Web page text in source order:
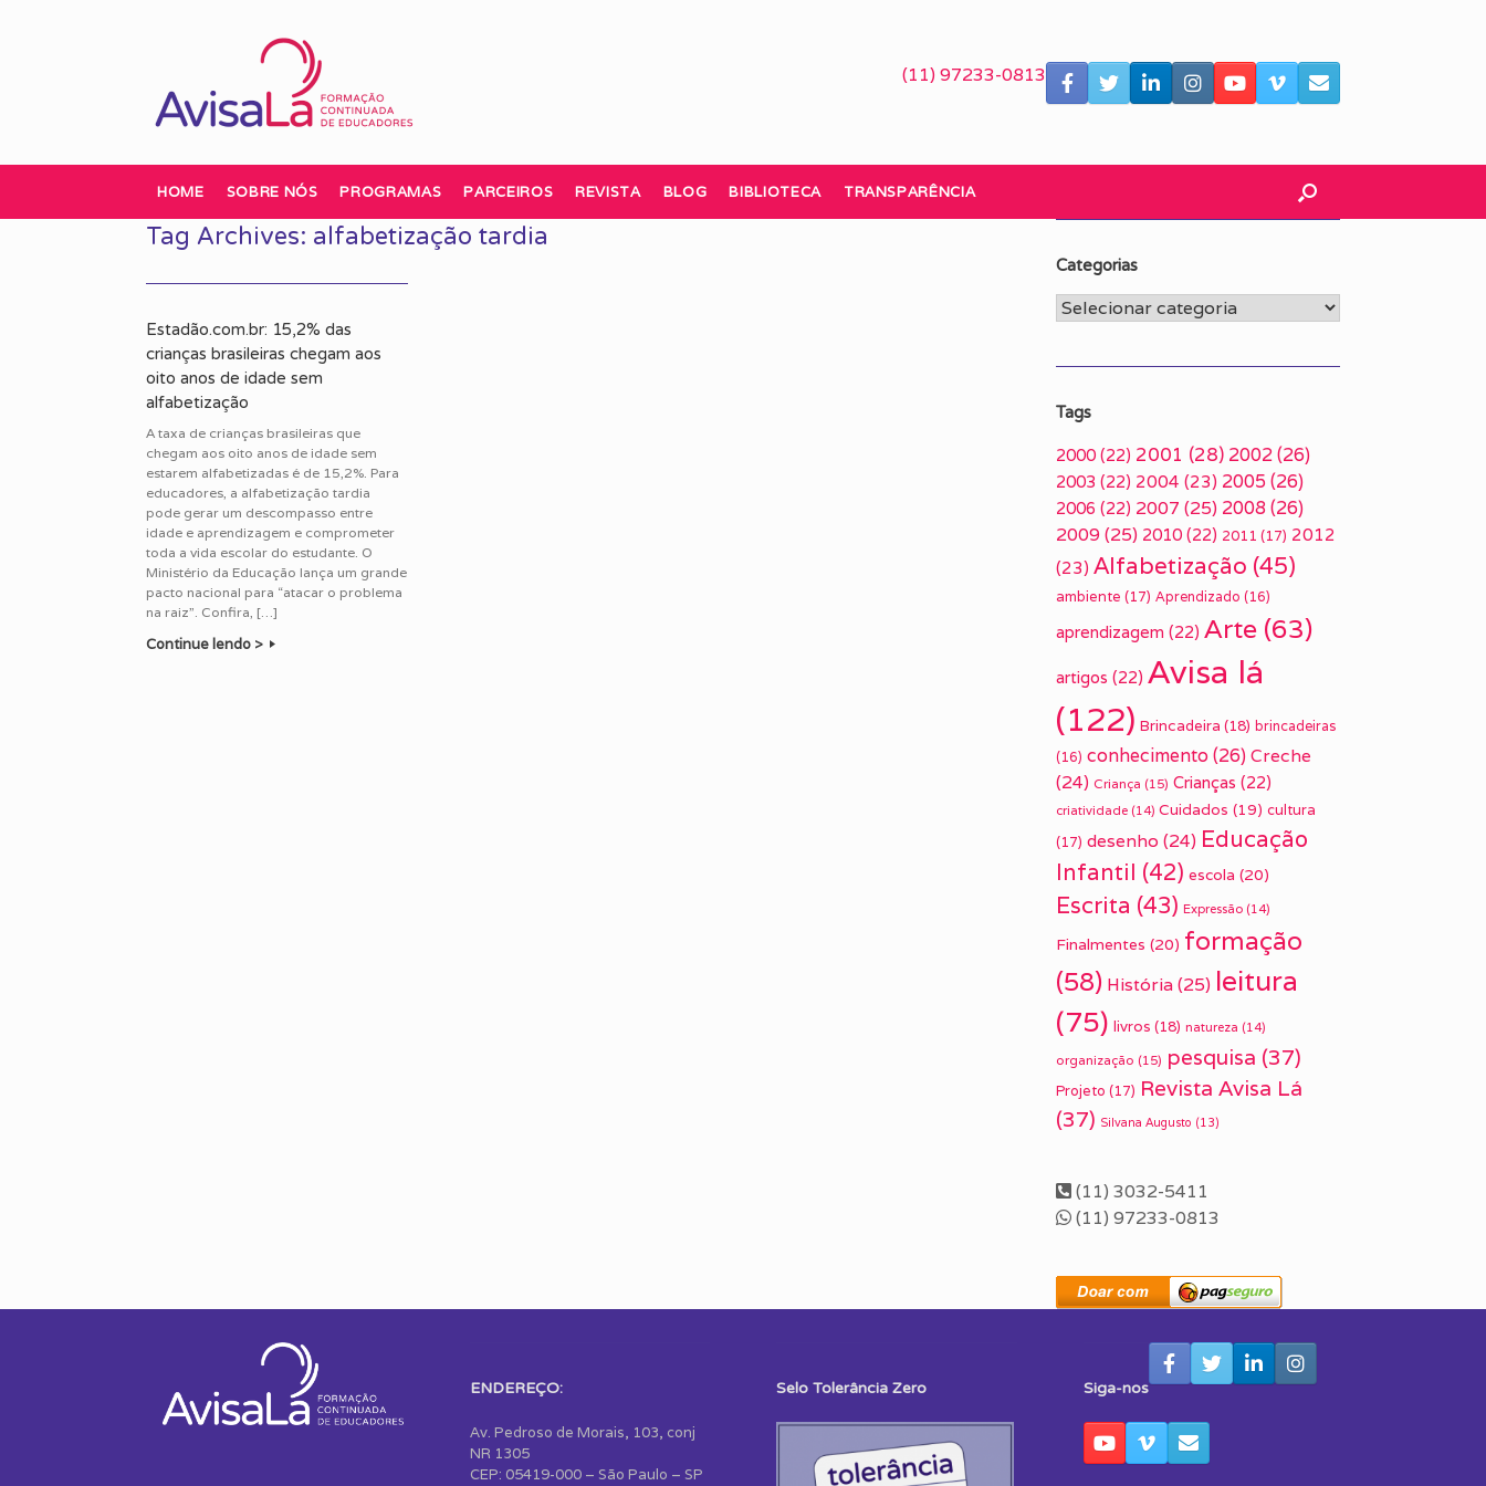
(11) 97233-0813
HOME SOBRE NÓS PROGRAMAS PARCEIROS REVISTA BLOG BIBLIOTECA TRANSPARÊNCIA
Tag Archives: alfabetização tardia
Estadão.com.br: 15,2% das
crianças brasileiras chegam aos
oito anos de idade sem
alfabetização
A taxa de crianças brasileiras que
chegam aos oito anos de idade sem
estarem alfabetizadas é de 15,2%. Para
educadores, a alfabetização tardia
pode gerar um descompasso entre
idade e aprendizagem e comprometer
toda a vida escolar do estudante. O
Ministério da Educação lança um grande
pacto nacional para “atacar o problema
na raiz”. Confira, […]
Continue lendo >
Categorias
Categorias
Tags
2000 (22) 2001 (28) 2002(26)
2003 (22) 2004 (23) 2005 (26)
2006 (22) 2007 (25) 2008(26)
2009(25) 2010 (22) 2011 (17) 2012
(23) Alfabetização (45)
ambiente (17) Aprendizado (16)
aprendizagem (22) Arte (63)
artigos (22) Avisa lá
(122) Brincadeira (18) brincadeiras
(16) conhecimento(26) Creche
(24) Criança (15) Crianças (22)
criatividade (14) Cuidados (19) cultura
(17) desenho (24) Educação
Infantil (42) escola (20)
Escrita (43) Expressão (14)
Finalmentes (20) formação
(58) História(25) leitura
(75) livros (18) natureza (14)
organização (15) pesquisa (37)
Projeto (17) Revista Avisa Lá
(37) Silvana Augusto (13)
(11) 3032-5411
(11) 97233-0813
ENDEREÇO:
Av. Pedroso de Morais, 103, conj
NR 1305
CEP: 05419-000 – São Paulo – SP
Selo Tolerância Zero Siga-nos